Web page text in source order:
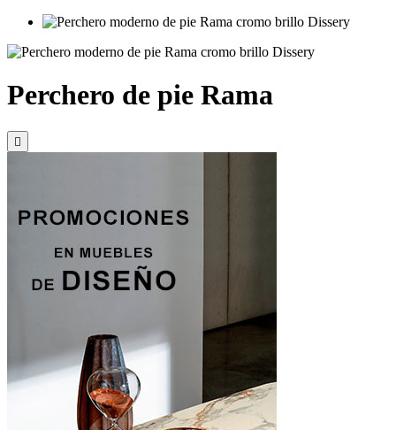
Perchero de pie Rama
